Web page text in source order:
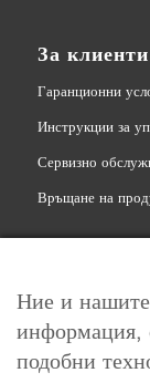
За клиенти
Гаранционни
Инструкции за
Сервизно
Връщане на
Свържете
info@levoit.bg
Ние и
информация,
подобни